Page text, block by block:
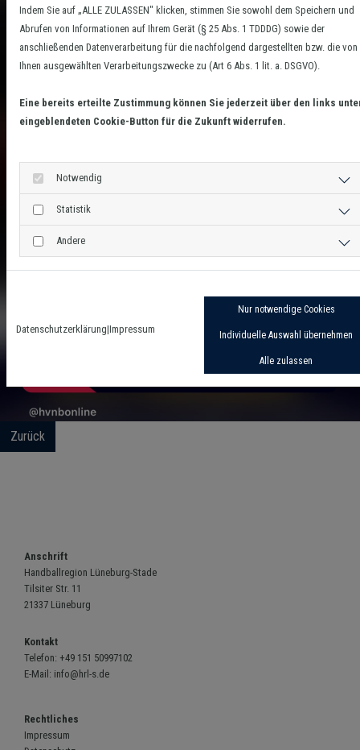
Zurück
Anschrift
Handballregion Lüneburg-Stade
Tilsiter Str. 11
21337 Lüneburg
Kontakt
Telefon: +49 151 50997102
E-Mail: info@hrl-s.de
Rechtliches
Impressum
Indem Sie auf „ALLE ZULASSEN" klicken, stimmen Sie sowohl dem Speichern und
Abrufen von Informationen auf Ihrem Gerät (§ 25 Abs. 1 TDDDG) sowie der
anschließenden Datenverarbeitung für die nachfolgend dargestellten bzw. die von
Ihnen ausgewählten Verarbeitungszwecke zu (Art 6 Abs. 1 lit. a. DSGVO).
Eine bereits erteilte Zustimmung können Sie jederzeit über den links
eingeblendeten Cookie-Button für die Zukunft widerrufen.
Notwendig
Statistik
Andere
Datenschutzerklärung|Impressum
Nur notwendige Cookies
Individuelle Auswahl übernehmen
Alle zulassen